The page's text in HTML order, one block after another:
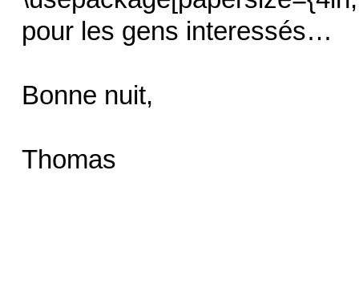
pour les gens interessés…
Bonne nuit,
Thomas